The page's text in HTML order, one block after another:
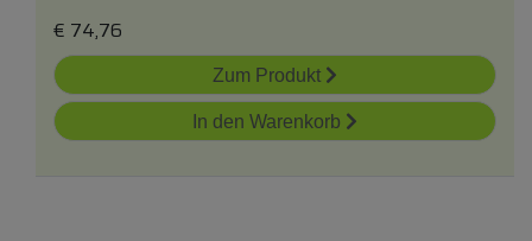
€ 74,76
Zum Produkt
In den Warenkorb